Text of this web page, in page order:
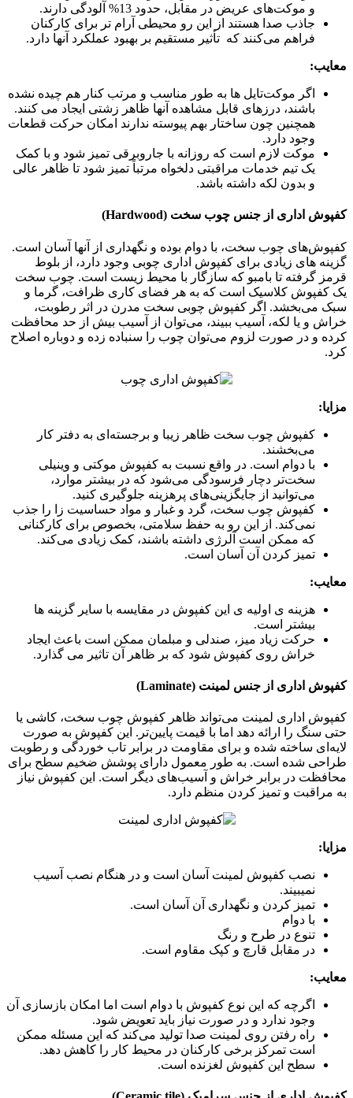
و موکت‌های عریض در مقابل، حدود 13% آلودگی دارند.
جاذب صدا هستند از این رو محیطی آرام تر برای کارکنان
فراهم می‌کنند که تأثیر مستقیم بر بهبود عملکرد آنها دارد.
معایب:
اگر موکت‌تایل ها به طور مناسب و مرتب کنار هم چیده نشده
باشند، درزهای قابل مشاهده آنها ظاهر زشتی ایجاد می کنند.
همچنین چون ساختار بهم پیوسته ندارند امکان حرکت قطعات
وجود دارد.
موکت لازم است که روزانه با جاروبرقی تمیز شود و با کمک
یک تیم خدمات مراقبتی دلخواه مرتباً تمیز شود تا ظاهر عالی
و بدون لکه داشته باشد.
کفپوش اداری از جنس چوب سخت (Hardwood)
کفپوش‌های چوب سخت، با دوام بوده و نگهداری از آنها آسان است.
گزینه های زیادی برای کفپوش اداری چوبی وجود دارد، از بلوط
قرمز گرفته تا بامبو که سازگار با محیط زیست است. چوب سخت
یک کفپوش کلاسیک است که به هر فضای کاری ظرافت، گرما و
سبک می‌بخشد. اگر کفپوش چوبی سخت مدرن در اثر رطوبت،
خراش و یا لکه، آسیب ببیند، می‌توان از آسیب بیش از حد محافظت
کرده و در صورت لزوم می‌توان چوب را سنباده زده و دوباره اصلاح
کرد.
مزایا:
کفپوش چوب سخت ظاهر زیبا و برجسته‌ای به دفتر کار
می‌بخشند.
با دوام است. در واقع نسبت به کفپوش موکتی و وینیلی
سخت‌تر دچار فرسودگی می‌شود که در بیشتر موارد،
می‌توانید از جایگزینی‌های پرهزینه جلوگیری کنید.
کفپوش چوب سخت، گرد و غبار و مواد حساسیت زا را جذب
نمی‌کند. از این رو به حفظ سلامتی، بخصوص برای کارکنانی
که ممکن است آلرژی داشته باشند، کمک زیادی می‌کند.
تمیز کردن آن آسان است.
معایب:
هزینه ی اولیه ی این کفپوش در مقایسه با سایر گزینه ها
بیشتر است.
حرکت زیاد میز، صندلی و مبلمان ممکن است باعث ایجاد
خراش روی کفپوش شود که بر ظاهر آن تاثیر می گذارد.
کفپوش اداری از جنس لمینت (Laminate)
کفپوش اداری لمینت می‌تواند ظاهر کفپوش چوب سخت، کاشی یا
حتی سنگ را ارائه دهد اما با قیمت پایین‌تر. این کفپوش به صورت
لایه‌ای ساخته شده و برای مقاومت در برابر تاب خوردگی و رطوبت
طراحی شده است. به طور معمول دارای پوشش ضخیم سطح برای
محافظت در برابر خراش و آسیب‌های دیگر است. این کفپوش نیاز
به مراقبت و تمیز کردن منظم دارد.
مزایا:
نصب کفپوش لمینت آسان است و در هنگام نصب آسیب
نمیبیند.
تمیز کردن و نگهداری آن آسان است.
با دوام
تنوع در طرح و رنگ
در مقابل قارچ و کپک مقاوم است.
معایب:
اگرچه که این نوع کفپوش با دوام است اما امکان بازسازی آن
وجود ندارد و در صورت نیاز باید تعویض شود.
راه رفتن روی لمینت صدا تولید می‌کند که این مسئله ممکن
است تمرکز برخی کارکنان در محیط کار را کاهش دهد.
سطح این کفپوش لغزنده است.